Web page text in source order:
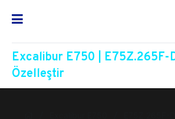
Excalibur E750 | E75Z.265F-
Özelleştir